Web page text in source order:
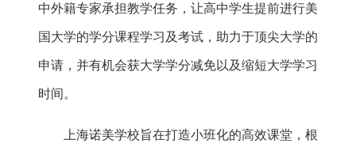
中外籍专家承担教学任务，让高中学生提前进行美
国大学的学分课程学习及考试，助力于顶尖大学的
申请，并有机会获大学学分减免以及缩短大学学习
时间。
上海诺美学校旨在打造小班化的高效课堂，根